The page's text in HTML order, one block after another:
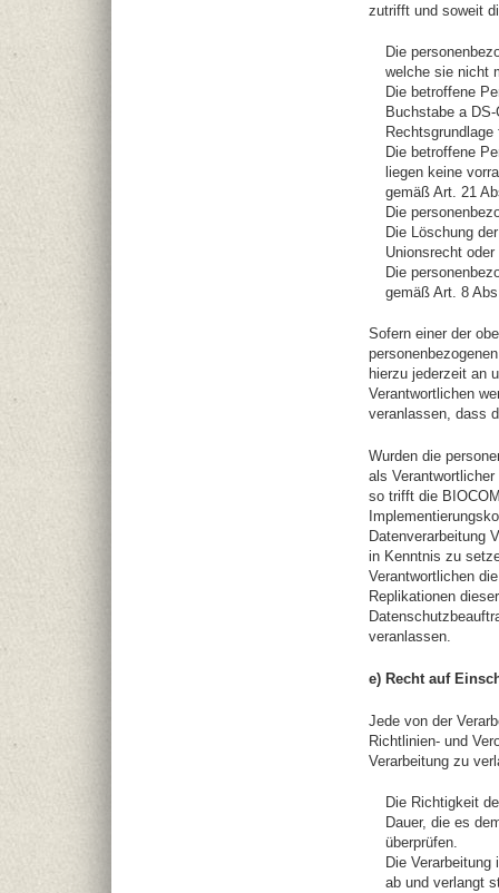
zutrifft und soweit
Die
welche sie nicht
Die betroffene
Buchstabe a
Die betroffene
liegen keine
gemäß Art. 21
Die
Die Löschung
Unionsrecht
Die
gemäß Art. 8
Sofern einer der
hierzu jederzeit an
Verantwortlichen
veranlassen, dass
Wurden die
als
so trifft die
Datenverarbeitung
in Kenntnis zu
Verantwortlichen
Replikationen
veranlassen.
e) Recht auf
Jede von der
Richtlinien- und
Verarbeitung zu
Die Richtigkeit
Dauer, die es
überprüfen.
Die
ab und verlangt